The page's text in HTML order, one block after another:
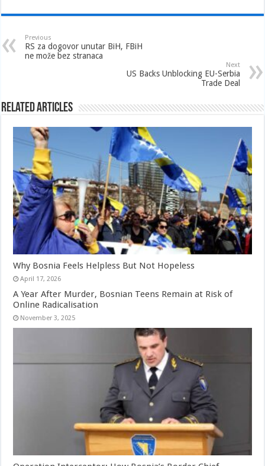
Previous
RS za dogovor unutar BiH, FBiH
ne može bez stranaca
Next
US Backs Unblocking EU-Serbia
Trade Deal
Related Articles
Why Bosnia Feels Helpless But Not Hopeless
April 17, 2026
A Year After Murder, Bosnian Teens Remain at Risk of
Online Radicalisation
November 3, 2025